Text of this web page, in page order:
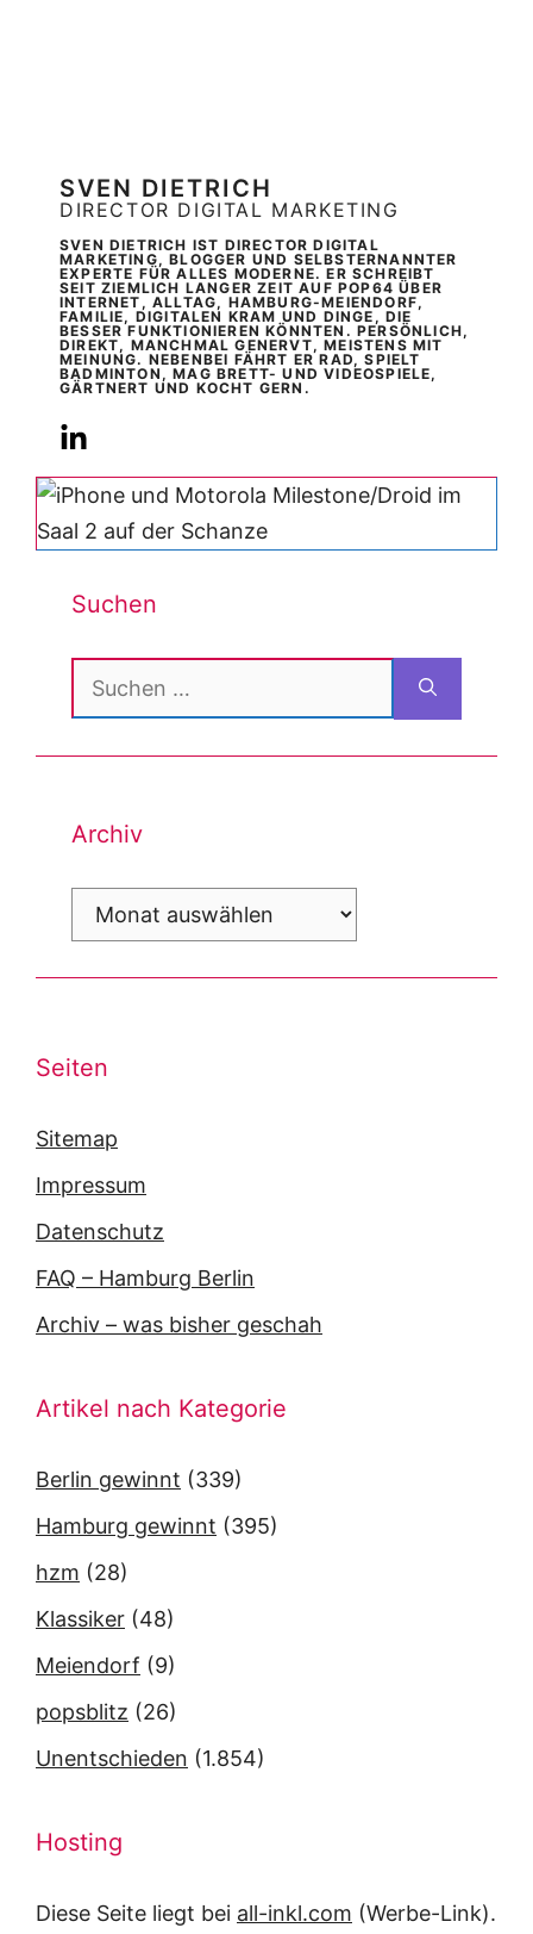
SVEN DIETRICH
DIRECTOR DIGITAL MARKETING
SVEN DIETRICH IST DIRECTOR DIGITAL
MARKETING, BLOGGER UND SELBSTERNANNTER
EXPERTE FÜR ALLES MODERNE. ER SCHREIBT
SEIT ZIEMLICH LANGER ZEIT AUF POP64 ÜBER
INTERNET, ALLTAG, HAMBURG-MEIENDORF,
FAMILIE, DIGITALEN KRAM UND DINGE, DIE
BESSER FUNKTIONIEREN KÖNNTEN. PERSÖNLICH,
DIREKT, MANCHMAL GENERVT, MEISTENS MIT
MEINUNG. NEBENBEI FÄHRT ER RAD, SPIELT
BADMINTON, MAG BRETT- UND VIDEOSPIELE,
GÄRTNERT UND KOCHT GERN.
Suchen
Suchen
Archiv
Archiv
Seiten
Sitemap
Impressum
Datenschutz
FAQ – Hamburg Berlin
Archiv – was bisher geschah
Artikel nach Kategorie
Berlin gewinnt (339)
Hamburg gewinnt (395)
hzm (28)
Klassiker (48)
Meiendorf (9)
popsblitz (26)
Unentschieden (1.854)
Hosting
Diese Seite liegt bei all-inkl.com (Werbe-Link).